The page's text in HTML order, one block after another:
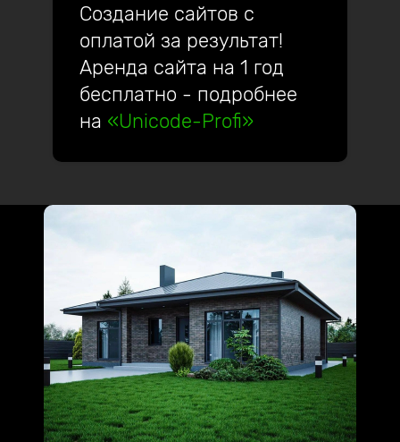
Создание сайтов с
оплатой за результат!
Аренда сайта на 1 год
бесплатно - подробнее
на «Unicode-Profi»